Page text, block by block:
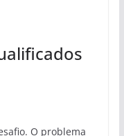
O problema